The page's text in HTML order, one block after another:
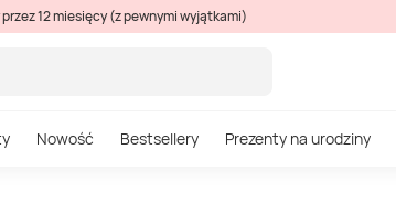
przez 12 miesięcy (z pewnymi wyjątkami)
Nowość Bestsellery Prezenty na urodziny